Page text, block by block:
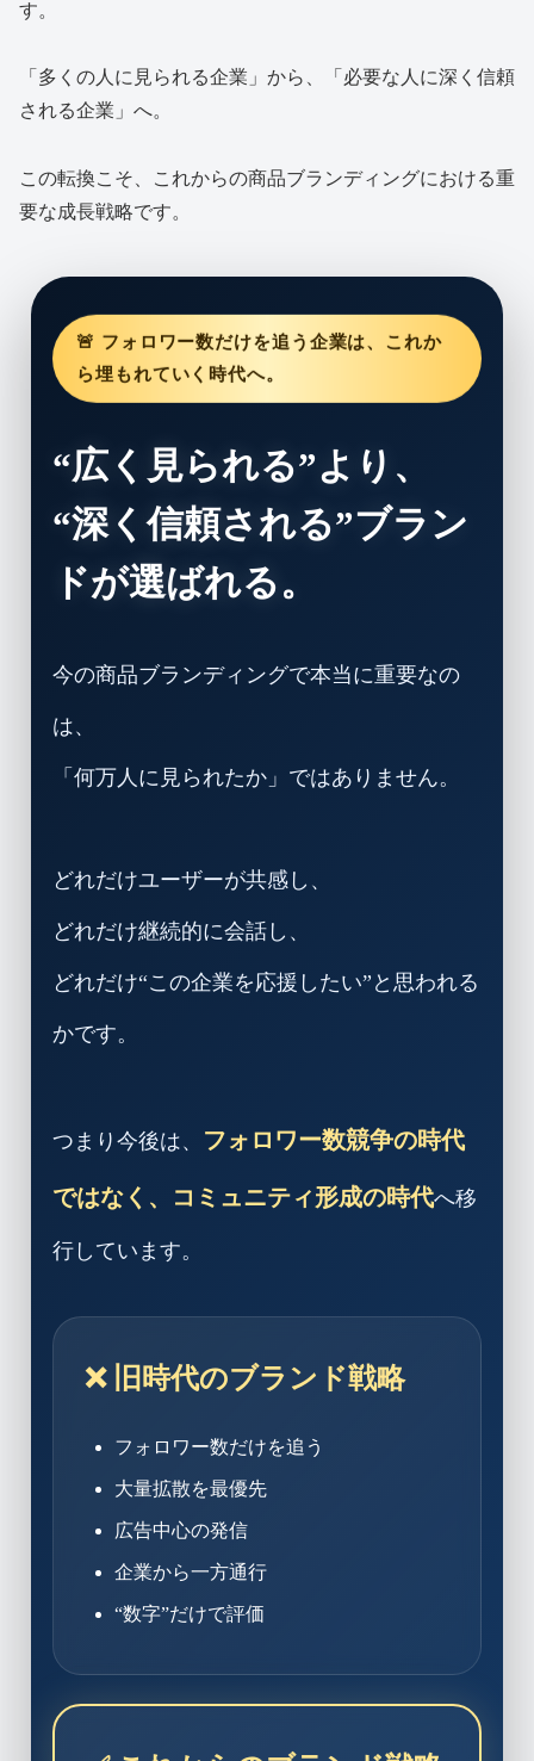
す。
「多くの人に見られる企業」から、「必要な人に深く信頼
される企業」へ。
この転換こそ、これからの商品ブランディングにおける重
要な成長戦略です。
🚨 フォロワー数だけを追う企業は、これか
ら埋もれていく時代へ。
“広く見られる”より、
“深く信頼される”ブラン
ドが選ばれる。
今の商品ブランディングで本当に重要なの
は、
「何万人に見られたか」ではありません。
どれだけユーザーが共感し、
どれだけ継続的に会話し、
どれだけ“この企業を応援したい”と思われる
かです。
つまり今後は、 フォロワー数競争の時代
ではなく、コミュニティ形成の時代へ移
行しています。
❌ 旧時代のブランド戦略
フォロワー数だけを追う
大量拡散を最優先
広告中心の発信
企業から一方通行
“数字”だけで評価